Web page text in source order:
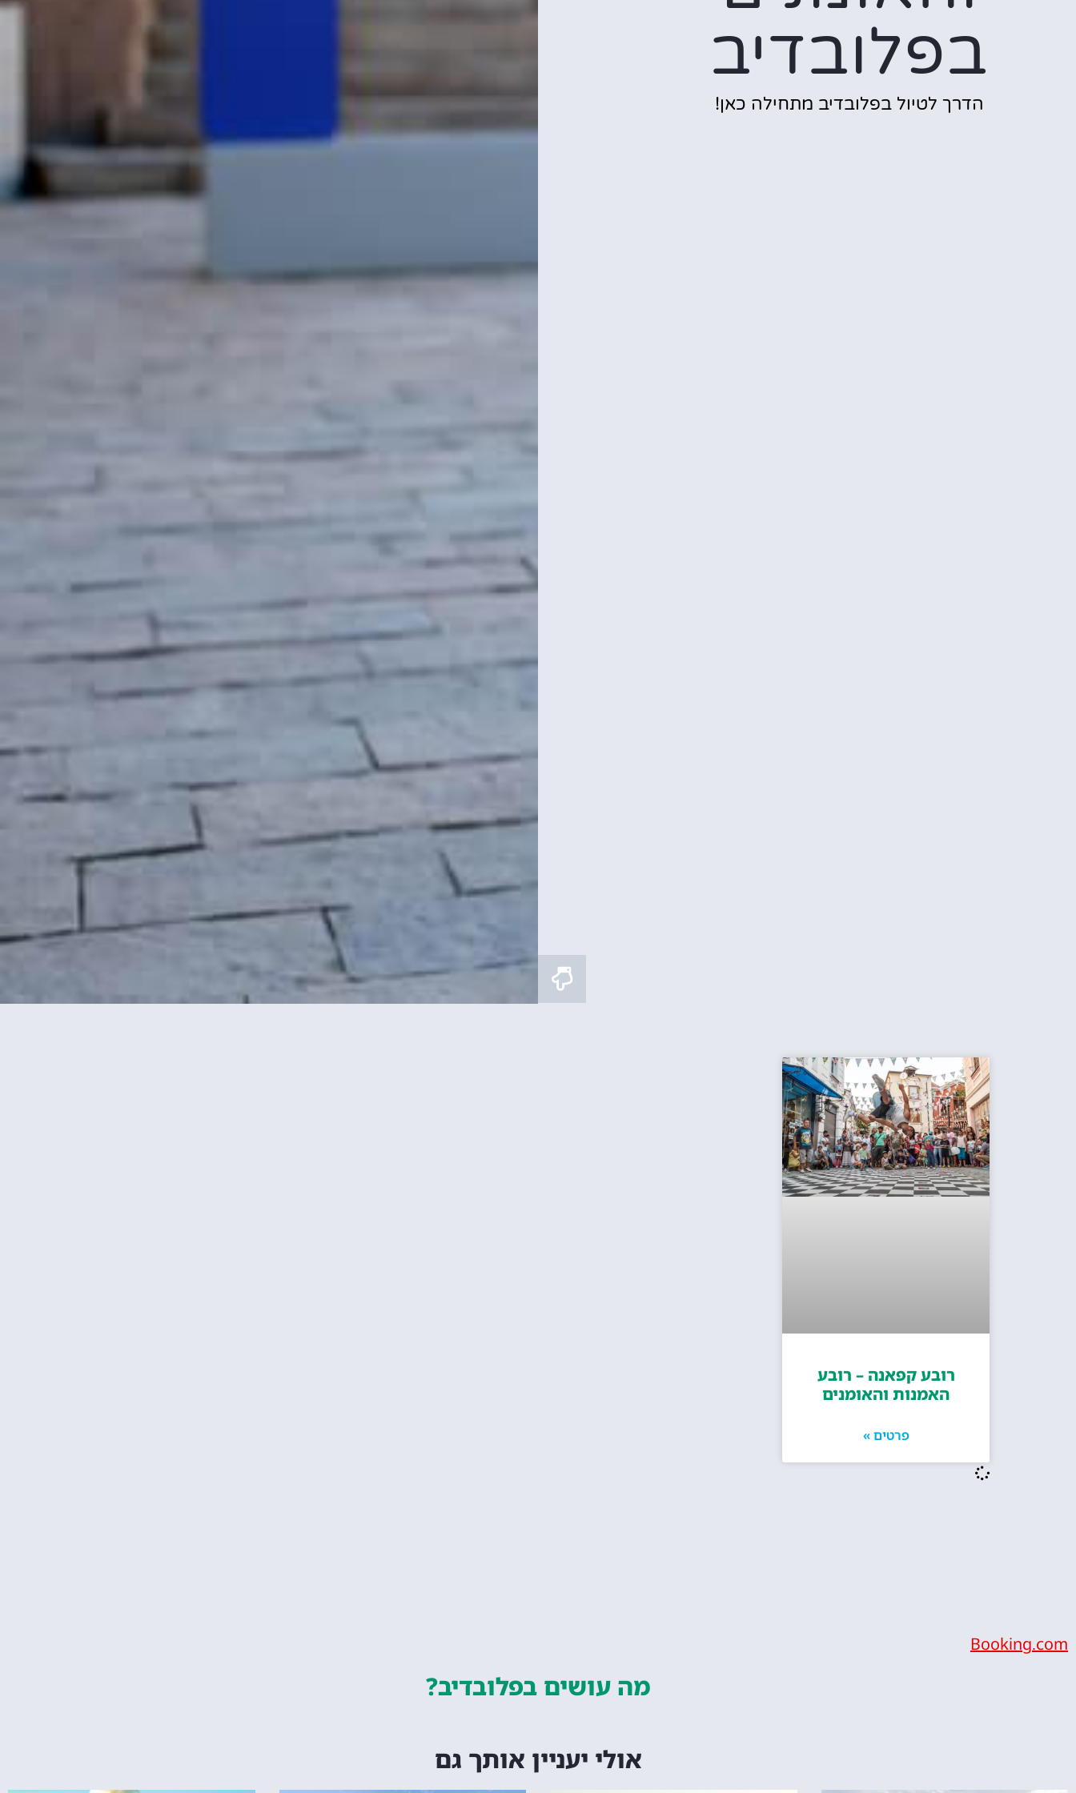
בפלובדיב
הדרך לטיול בפלובדיב מתחילה כאן!
רובע קפאנה – רובע
האמנות והאומנים
פרטים »
Booking.com
מה עושים בפלובדיב?
אולי יעניין אותך גם